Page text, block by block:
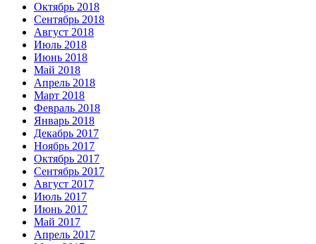
Октябрь 2018
Сентябрь 2018
Август 2018
Июль 2018
Июнь 2018
Май 2018
Апрель 2018
Март 2018
Февраль 2018
Январь 2018
Декабрь 2017
Ноябрь 2017
Октябрь 2017
Сентябрь 2017
Август 2017
Июль 2017
Июнь 2017
Май 2017
Апрель 2017